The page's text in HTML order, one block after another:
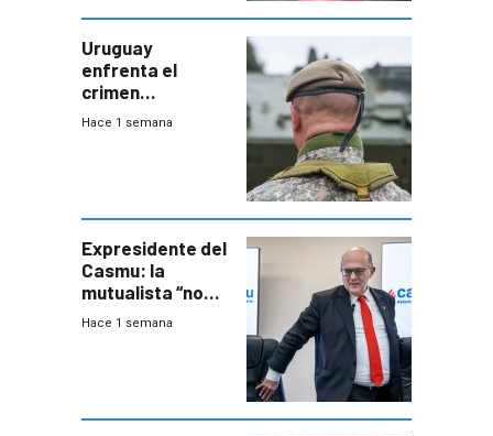
Uruguay
enfrenta el
crimen
organizado con
seguridad
Hace 1 semana
Expresidente del
Casmu: la
mutualista “no
está para pagar”
Hace 1 semana